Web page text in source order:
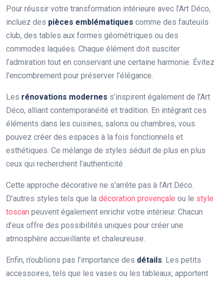
Pour réussir votre transformation intérieure avec l’Art Déco,
incluez des pièces emblématiques comme des fauteuils
club, des tables aux formes géométriques ou des
commodes laquées. Chaque élément doit susciter
l’admiration tout en conservant une certaine harmonie. Évitez
l’encombrement pour préserver l’élégance.
Les rénovations modernes s’inspirent également de l’Art
Déco, alliant contemporanéité et tradition. En intégrant ces
éléments dans les cuisines, salons ou chambres, vous
pouvez créer des espaces à la fois fonctionnels et
esthétiques. Ce mélange de styles séduit de plus en plus
ceux qui recherchent l’authenticité.
Cette approche décorative ne s’arrête pas à l’Art Déco.
D’autres styles tels que la décoration provençale ou le style
toscan peuvent également enrichir votre intérieur. Chacun
d’eux offre des possibilités uniques pour créer une
atmosphère accueillante et chaleureuse.
Enfin, n’oublions pas l’importance des détails. Les petits
accessoires, tels que les vases ou les tableaux, apportent